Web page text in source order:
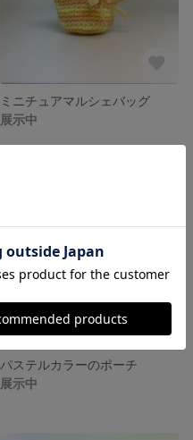
ミニチュアマルシェバッグ
展示中
パステルカラーのポーチ
展示中